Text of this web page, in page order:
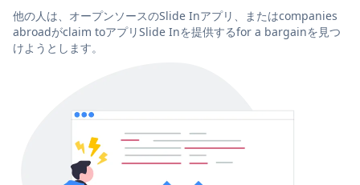
他の人は、オープンソースのSlide Inアプリ、またはcompanies
abroadがclaim toアプリSlide Inを提供するfor a bargainを見つ
けようとします。